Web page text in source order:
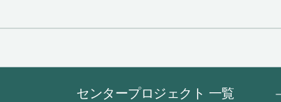
センタープロジェクト 一覧